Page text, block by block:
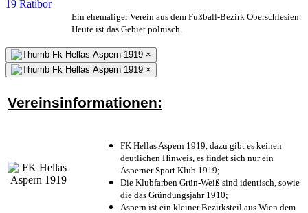
Ein ehemaliger Verein aus dem Fußball-Bezirk Oberschlesien.
Heute ist das Gebiet polnisch.
×
×
Vereinsinformationen:
FK Hellas Aspern 1919, dazu gibt es keinen
deutlichen Hinweis, es findet sich nur ein
Asperner Sport Klub 1919;
Die Klubfarben Grün-Weiß sind identisch, sowie
die das Gründungsjahr 1910;
Aspern ist ein kleiner Bezirksteil aus Wien dem